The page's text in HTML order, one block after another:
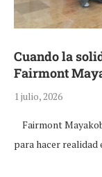
Cuando la
Fairmont
1 julio, 2026
Fairmont
para hacer realidad